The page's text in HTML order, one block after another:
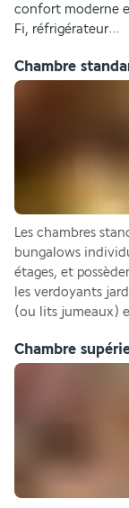
confort moderne
Fi, réfrigérateur...
Chambre
Les chambres
bungalows
étages, et
les verdoyants
(ou lits jumeaux)
Chambre